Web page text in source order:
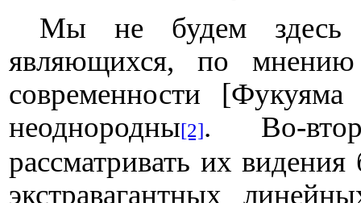
Мы не будем здесь
являющихся, по
современности
неоднородны[2]. Во-
рассматривать их
экстравагантных